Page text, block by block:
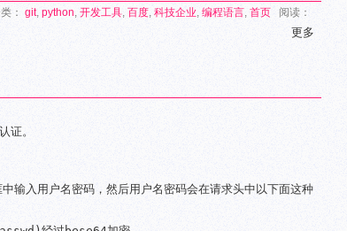
： git, python, 开发工具, 百度, 科技企业, 编程语言, 首页 阅读：
更多
证。
输入用户名密码，然后用户名密码会在请求头中以下面这种